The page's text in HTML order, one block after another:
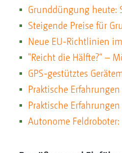
Grunddüngung heute:
Steigende Preise für
Neue EU-Richtlinien
"Reicht die Hälfte?“ –
GPS-gestütztes
Praktische
Praktische
Autonome